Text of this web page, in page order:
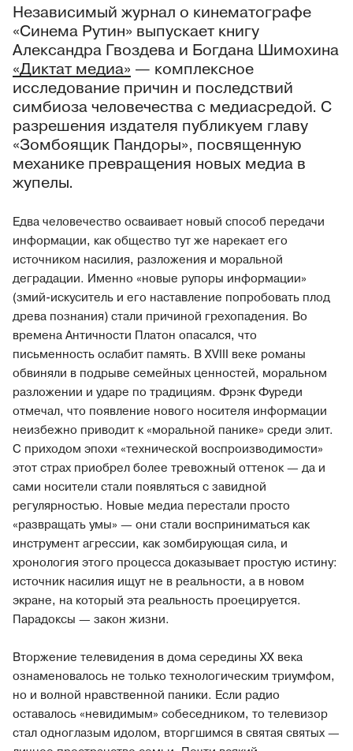
Независимый журнал о кинематографе
«Синема Рутин» выпускает книгу
Александра Гвоздева и Богдана Шимохина
«Диктат медиа» — комплексное
исследование причин и последствий
симбиоза человечества с медиасредой. С
разрешения издателя публикуем главу
«Зомбоящик Пандоры», посвященную
механике превращения новых медиа в
жупелы.
Едва человечество осваивает новый способ передачи
информации, как общество тут же нарекает его
источником насилия, разложения и моральной
деградации. Именно «новые рупоры информации»
(змий-искуситель и его наставление попробовать плод
древа познания) стали причиной грехопадения. Во
времена Античности Платон опасался, что
письменность ослабит память. В XVIII веке романы
обвиняли в подрыве семейных ценностей, моральном
разложении и ударе по традициям. Фрэнк Фуреди
отмечал, что появление нового носителя информации
неизбежно приводит к «моральной панике» среди элит.
С приходом эпохи «технической воспроизводимости»
этот страх приобрел более тревожный оттенок — да и
сами носители стали появляться с завидной
регулярностью. Новые медиа перестали просто
«развращать умы» — они стали восприниматься как
инструмент агрессии, как зомбирующая сила, и
хронология этого процесса доказывает простую истину:
источник насилия ищут не в реальности, а в новом
экране, на который эта реальность проецируется.
Парадоксы — закон жизни.
Вторжение телевидения в дома середины XX века
ознаменовалось не только технологическим триумфом,
но и волной нравственной паники. Если радио
оставалось «невидимым» собеседником, то телевизор
стал одноглазым идолом, вторгшимся в святая святых —